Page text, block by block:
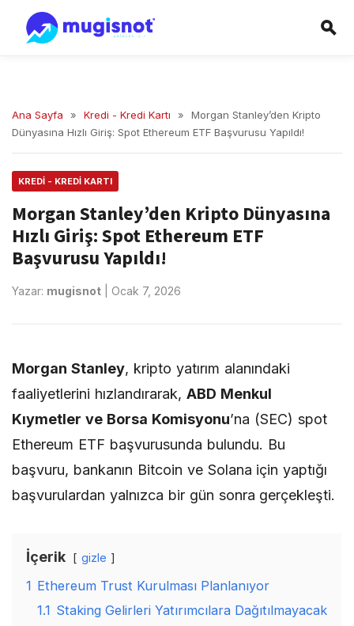
Ana Sayfa » Kredi - Kredi Kartı »
Morgan Stanley’den Kripto
Dünyasına Hızlı Giriş: Spot Ethereum ETF Başvurusu Yapıldı!
KREDI - KREDI KARTI
Morgan Stanley’den Kripto Dünyasına
Hızlı Giriş: Spot Ethereum ETF
Başvurusu Yapıldı!
Yazar: mugisnot Ocak 7, 2026
Morgan Stanley, kripto yatırım alanındaki
faaliyetlerini hızlandırarak, ABD Menkul
Kıymetler ve Borsa Komisyonu’na (SEC) spot
Ethereum ETF başvurusunda bulundu. Bu
başvuru, bankanın Bitcoin ve Solana için yaptığı
başvurulardan yalnızca bir gün sonra gerçekleşti.
İçerik gizle
1 Ethereum Trust Kurulması Planlanıyor
1.1 Staking Gelirleri Yatırımcılara Dağıtılmayacak